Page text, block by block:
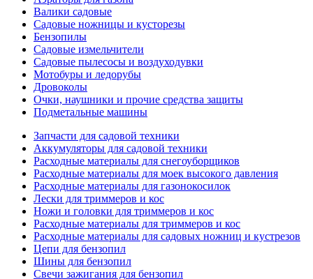
Валики садовые
Садовые ножницы и кусторезы
Бензопилы
Садовые измельчители
Садовые пылесосы и воздуходувки
Мотобуры и ледорубы
Дровоколы
Очки, наушники и прочие средства защиты
Подметальные машины
Запчасти для садовой техники
Аккумуляторы для садовой техники
Расходные материалы для снегоуборщиков
Расходные материалы для моек высокого давления
Расходные материалы для газонокосилок
Лески для триммеров и кос
Ножи и головки для триммеров и кос
Расходные материалы для триммеров и кос
Расходные материалы для садовых ножниц и кустрезов
Цепи для бензопил
Шины для бензопил
Свечи зажигания для бензопил